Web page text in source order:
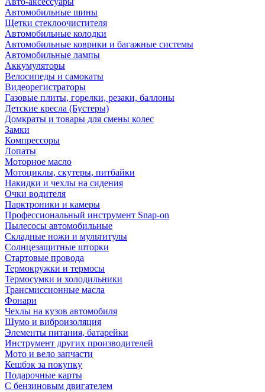
Автомобильные шины
Щетки стеклоочистителя
Автомобильные колодки
Автомобильные коврики и багажные системы
Автомобильные лампы
Аккумуляторы
Велосипеды и самокаты
Видеорегистраторы
Газовые плиты, горелки, резаки, баллоны
Детские кресла (Бустеры)
Домкраты и товары для смены колес
Замки
Компрессоры
Лопаты
Моторное масло
Мотоциклы, скутеры, питбайки
Накидки и чехлы на сидения
Очки водителя
Парктроники и камеры
Профессиональный инструмент Snap-on
Пылесосы автомобильные
Складные ножи и мультитулы
Солнцезащитные шторки
Стартовые провода
Термокружки и термосы
Термосумки и холодильники
Трансмиссионные масла
Фонари
Чехлы на кузов автомобиля
Шумо и виброизоляция
Элементы питания, батарейки
Инструмент других производителей
Мото и вело запчасти
Кешбэк за покупку
Подарочные карты
С бензиновым двигателем